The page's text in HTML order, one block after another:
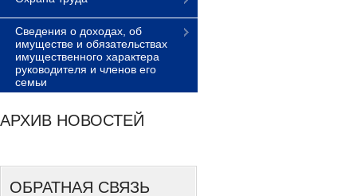
Сведения о доходах, об
имуществе и обязательствах
имущественного характера
руководителя и членов его
семьи
АРХИВ НОВОСТЕЙ
ОБРАТНАЯ СВЯЗЬ